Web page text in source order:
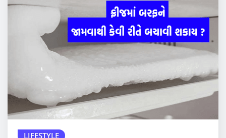
LIFESTYLE